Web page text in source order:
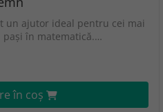
un ajutor ideal pentru cei mai
în matematică.…
în coş